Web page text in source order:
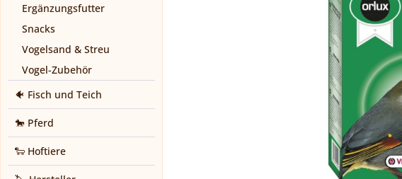
Ergänzungsfutter
Snacks
Vogelsand & Streu
Vogel-Zubehör
🐠 Fisch und Teich
🐎 Pferd
🐑 Hoftiere